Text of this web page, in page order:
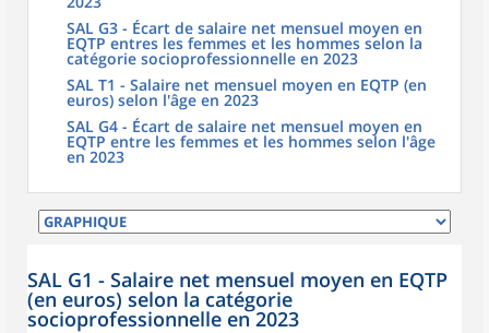
SAL G3 - Écart de salaire net mensuel moyen en
EQTP entres les femmes et les hommes selon la
catégorie socioprofessionnelle en 2023
SAL T1 - Salaire net mensuel moyen en EQTP (en
euros) selon l'âge en 2023
SAL G4 - Écart de salaire net mensuel moyen en
EQTP entre les femmes et les hommes selon l'âge
en 2023
SAL G1 - Salaire net mensuel moyen en EQTP
(en euros) selon la catégorie
socioprofessionnelle en 2023